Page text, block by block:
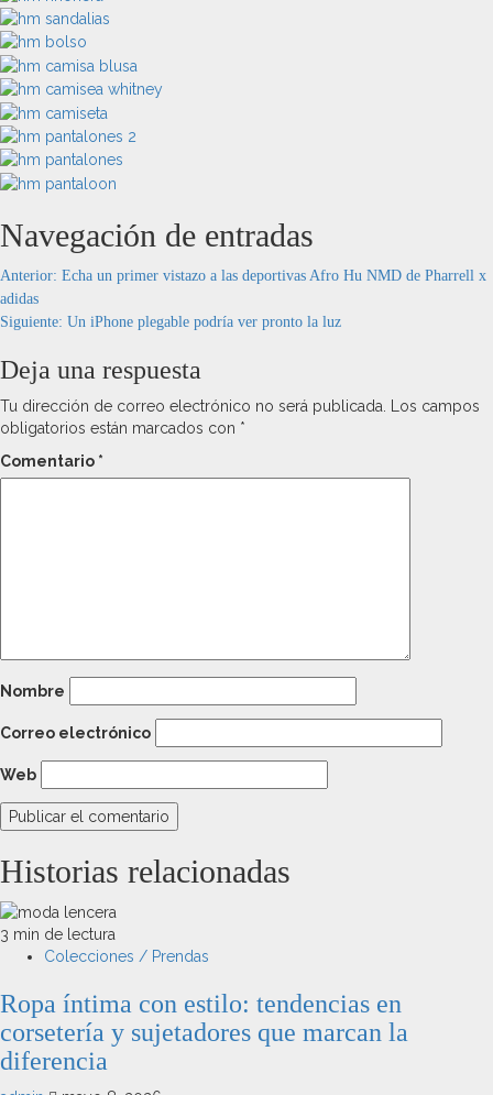
Navegación de entradas
Anterior: Echa un primer vistazo a las deportivas Afro Hu NMD de Pharrell x
adidas
Siguiente: Un iPhone plegable podría ver pronto la luz
Deja una respuesta
Tu dirección de correo electrónico no será publicada. Los campos
obligatorios están marcados con *
Comentario *
Nombre
Correo electrónico
Web
Historias relacionadas
3 min de lectura
Colecciones / Prendas
Ropa íntima con estilo: tendencias en
corsetería y sujetadores que marcan la
diferencia